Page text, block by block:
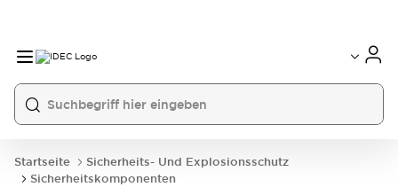
Startseite
Sicherheits- Und Explosionsschutz
Sicherheitskomponenten